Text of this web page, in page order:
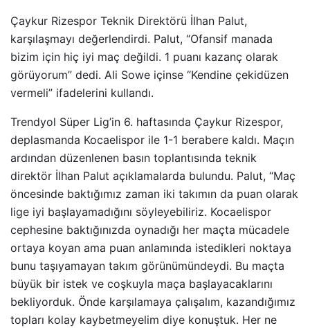
Çaykur Rizespor Teknik Direktörü İlhan Palut,
karşılaşmayı değerlendirdi. Palut, “Ofansif manada
bizim için hiç iyi maç değildi. 1 puanı kazanç olarak
görüyorum” dedi. Ali Sowe içinse “Kendine çekidüzen
vermeli” ifadelerini kullandı.
Trendyol Süper Lig’in 6. haftasında Çaykur Rizespor,
deplasmanda Kocaelispor ile 1-1 berabere kaldı. Maçın
ardından düzenlenen basın toplantısında teknik
direktör İlhan Palut açıklamalarda bulundu. Palut, “Maç
öncesinde baktığımız zaman iki takımın da puan olarak
lige iyi başlayamadığını söyleyebiliriz. Kocaelispor
cephesine baktığınızda oynadığı her maçta mücadele
ortaya koyan ama puan anlamında istedikleri noktaya
bunu taşıyamayan takım görünümündeydi. Bu maçta
büyük bir istek ve coşkuyla maça başlayacaklarını
bekliyorduk. Önde karşılamaya çalışalım, kazandığımız
topları kolay kaybetmeyelim diye konuştuk. Her ne